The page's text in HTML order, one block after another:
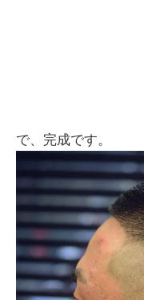
で、完成です。